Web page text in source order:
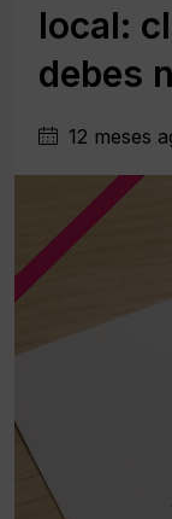
local:
debes
12 meses